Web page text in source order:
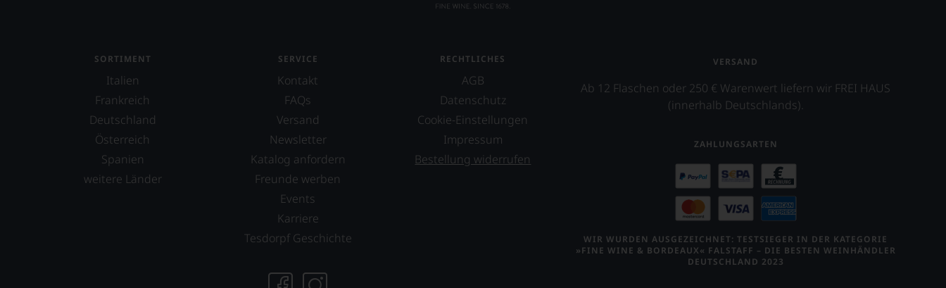
WEINE
AUCH
SELBST
BEWERTEN.
Wir,
das
Experten-
und
Verkostungsteam
des
Hauses
Tesdorpf,
diskutieren
aber
SORTIMENT
Italien
Frankreich
Deutschland
Österreich
Spanien
weitere Länder
SERVICE
Kontakt
FAQs
Versand
Newsletter
Katalog anfordern
Freunde werben
Events
Karriere
Tesdorpf Geschichte
RECHTLICHES
AGB
Datenschutz
Cookie-Einstellungen
Impressum
Bestellung widerrufen
VERSAND
Ab 12 Flaschen oder 250 € Warenwert liefern wir FREI HAUS
(innerhalb Deutschlands).
ZAHLUNGSARTEN
WIR WURDEN AUSGEZEICHNET: TESTSIEGER IN DER KATEGORIE
»FINE WINE & BORDEAUX« FALSTAFF – DIE BESTEN WEINHÄNDLER
DEUTSCHLAND 2023